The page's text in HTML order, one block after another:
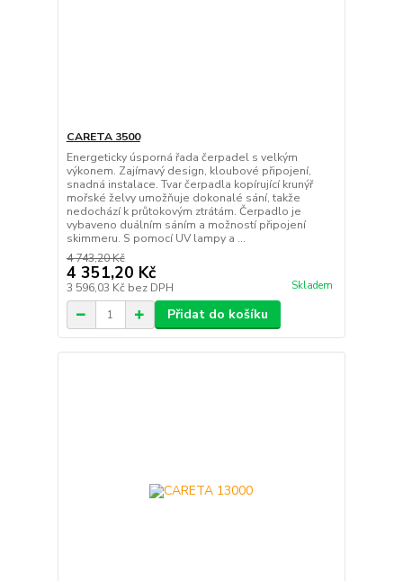
CARETA 3500
Energeticky úsporná řada čerpadel s velkým
výkonem. Zajímavý design, kloubové připojení,
snadná instalace. Tvar čerpadla kopírující krunýř
mořské želvy umožňuje dokonalé sání, takže
nedochází k průtokovým ztrátám. Čerpadlo je
vybaveno duálním sáním a možností připojení
skimmeru. S pomocí UV lampy a ...
4 743,20 Kč
4 351,20 Kč
3 596,03 Kč bez DPH Skladem
Přidat do košíku